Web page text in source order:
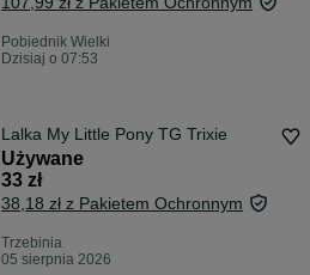
Pobiednik Wielki
Dzisiaj o 07:53
Lalka My Little Pony TG Trixie
Używane
33 zł
38,18 zł z Pakietem Ochronnym
Trzebinia
05 sierpnia 2026